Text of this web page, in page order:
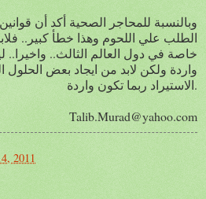
وبالنسبة للمحاجر الصحية أكد أن
الطلب علي اللحوم وهذا خطأ كبير..
خاصة في دول العالم الثالث.. واخيرا..
واردة ولكن لابد من ايجاد بعض الحلول
الاستيراد ربما تكون واردة.
Talib.Murad@yahoo.com
2011